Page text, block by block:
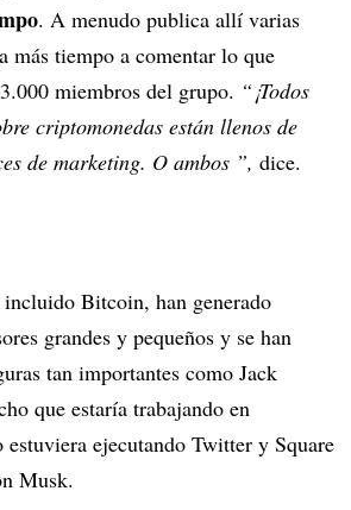
. A menudo publica allí varias
más tiempo a comentar lo que
miembros del grupo. “¡Todos
criptomonedas están llenos de
de marketing. O ambos ”, dice.
Bitcoin, han generado
grandes y pequeños y se han
tan importantes como Jack
que estaría trabajando en
ejecutando Twitter y Square
Musk.